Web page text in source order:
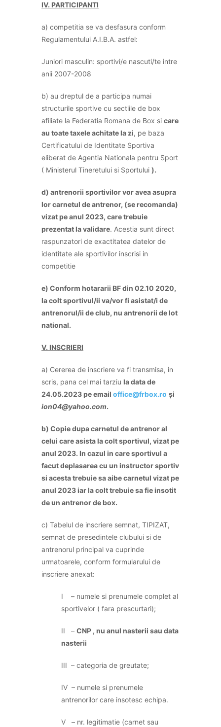
IV. PARTICIPANTI
a) competitia se va desfasura conform
Regulamentului A.I.B.A. astfel:
Juniori masculin: sportivi/e nascuti/te intre
anii 2007-2008
b) au dreptul de a participa numai
structurile sportive cu sectiile de box
afiliate la Federatia Romana de Box si care
au toate taxele achitate la zi, pe baza
Certificatului de Identitate Sportiva
eliberat de Agentia Nationala pentru Sport
( Ministerul Tineretului si Sportului ).
d) antrenorii sportivilor vor avea asupra
lor carnetul de antrenor, (se recomanda)
vizat pe anul 2023, care trebuie
prezentat la validare. Acestia sunt direct
raspunzatori de exactitatea datelor de
identitate ale sportivilor inscrisi in
competitie
e) Conform hotararii BF din 02.10 2020,
la colt sportivul/ii va/vor fi asistat/i de
antrenorul/ii de club, nu antrenorii de lot
national.
V. INSCRIERI
a) Cererea de inscriere va fi transmisa, in
scris, pana cel mai tarziu la data de
24.05.2023 pe email office@frbox.ro și
ion04@yahoo.com.
b) Copie dupa carnetul de antrenor al
celui care asista la colt sportivul, vizat pe
anul 2023. In cazul in care sportivul a
facut deplasarea cu un instructor sportiv
si acesta trebuie sa aibe carnetul vizat pe
anul 2023 iar la colt trebuie sa fie insotit
de un antrenor de box.
c) Tabelul de inscriere semnat, TIPIZAT,
semnat de presedintele clubului si de
antrenorul principal va cuprinde
urmatoarele, conform formularului de
inscriere anexat:
I – numele si prenumele complet al
sportivelor ( fara prescurtari);
II – CNP , nu anul nasterii sau data
nasterii
III – categoria de greutate;
IV – numele si prenumele
antrenorilor care insotesc echipa.
V – nr. legitimatie (carnet sau